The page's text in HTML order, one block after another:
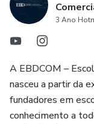
3 Ano
A EBDCOM –
nasceu a partir da
fundadores em
conhecimento a